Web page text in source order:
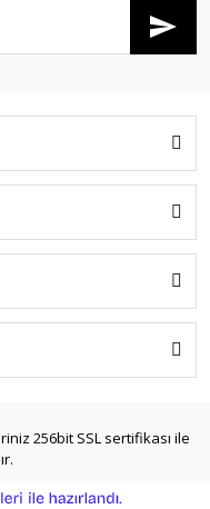
256bit SSL sertifikası ile
e-